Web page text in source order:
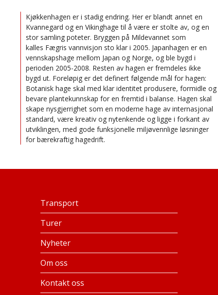
Kjøkkenhagen er i stadig endring. Her er blandt annet en
Kvannegard og en Vikinghage til å være er stolte av, og en
stor samling poteter. Bryggen på Mildevannet som
kalles Fægris vannvisjon sto klar i 2005. Japanhagen er en
vennskapshage mellom Japan og Norge, og ble bygd i
perioden 2005-2008. Resten av hagen er fremdeles ikke
bygd ut. Foreløpig er det definert følgende mål for hagen:
Botanisk hage skal med klar identitet produsere, formidle og
bevare plantekunnskap for en fremtid i balanse. Hagen skal
skape nysgjerrighet som en moderne hage av internasjonal
standard, være kreativ og nytenkende og ligge i forkant av
utviklingen, med gode funksjonelle miljøvennlige løsninger
for bærekraftig hagedrift.
Transport
Turer
Nyheter
Om oss
Kontakt oss